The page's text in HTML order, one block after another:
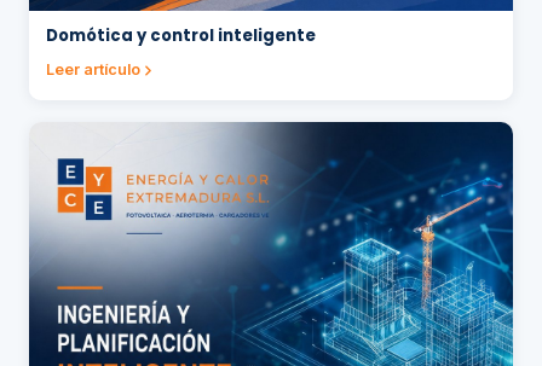
Domótica y control inteligente
Leer artículo